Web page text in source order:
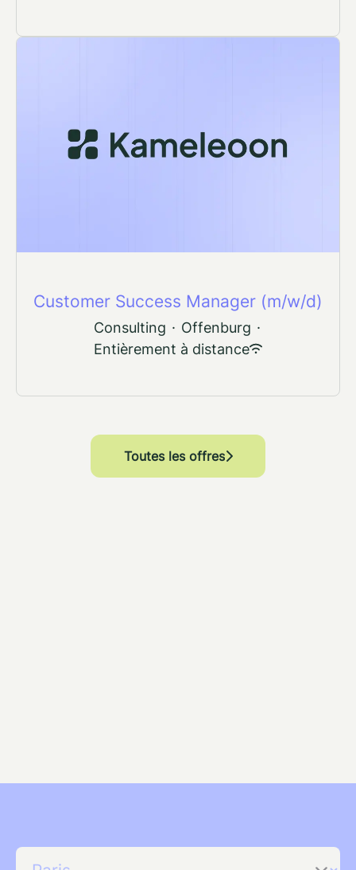
Customer Success Manager (m/w/d)
Consulting · Offenburg ·
Entièrement à distance
Toutes les offres